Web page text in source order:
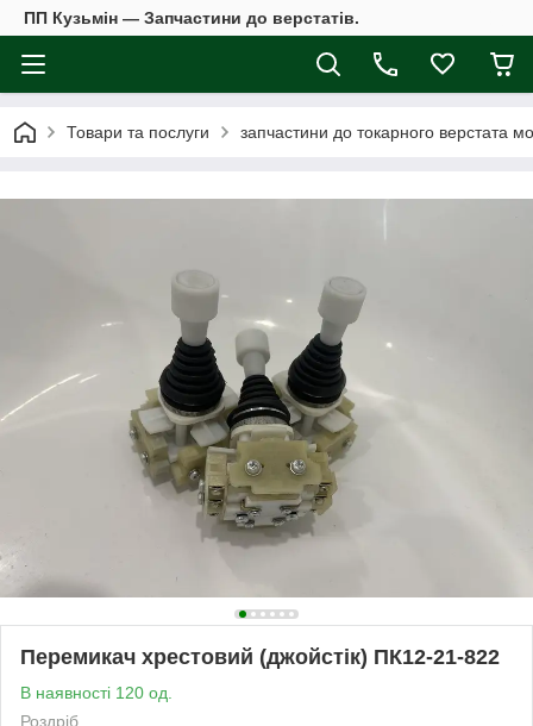
ПП Кузьмін — Запчастини до верстатів.
Товари та послуги запчастини до токарного верстата
Перемикач хрестовий (джойстік) ПК12-21-822
В наявності 120 од.
Роздріб